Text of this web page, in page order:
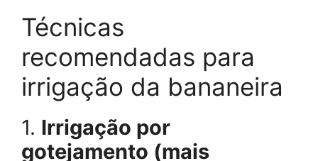
Técnicas
recomendadas para
irrigação da bananeira
1. Irrigação por
gotejamento (mais